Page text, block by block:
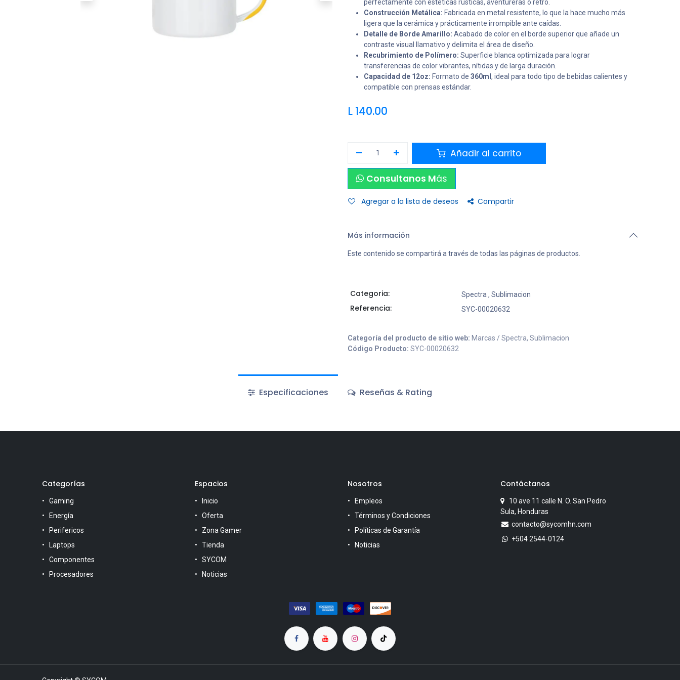
perfectamente con estéticas rústicas, aventureras o retro.
Construcción Metálica: Fabricada en metal resistente, lo que la hace mucho más
ligera que la cerámica y prácticamente irrompible ante caídas.
Detalle de Borde Amarillo: Acabado de color en el borde superior que añade un
contraste visual llamativo y delimita el área de diseño.
Recubrimiento de Polímero: Superficie blanca optimizada para lograr
transferencias de color vibrantes, nítidas y de larga duración.
Capacidad de 12oz: Formato de 360ml , ideal para todo tipo de bebidas calientes y
compatible con prensas estándar.
L 140.00
Añadir al carrito
Consultanos Más
Agregar a la lista de deseos Compartir
Más información
Este contenido se compartirá a través de todas las páginas de productos.
Categoria: Spectra , Sublimacion
Referencia: SYC-00020632
Categoría del producto de sitio web: Marcas / Spectra, Sublimacion
Código Producto: SYC-00020632
Especificaciones Reseñas & Rating
Categorías
Gaming
Energía
Perifericos
Laptops
Componentes
Procesadores
Espacios
Inicio
Oferta
Zona Gamer
Tienda
SYCOM
Noticias
Nosotros
Empleos
Términos y Condiciones
Políticas de Garantía
Noticias
Contáctanos
10 ave 11 calle N. O. San Pedro
Sula, Honduras
contacto@sycomhn.com
+504 2544-0124